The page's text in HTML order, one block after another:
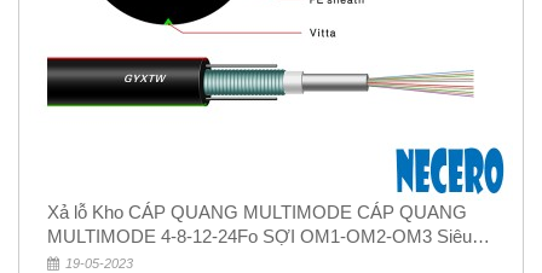
Xả lỗ Kho CÁP QUANG MULTIMODE CÁP QUANG
MULTIMODE 4-8-12-24Fo SỢI OM1-OM2-OM3 Siêu
Rẻ 5k
19-05-2023